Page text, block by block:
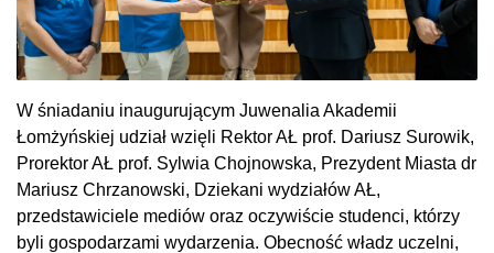
W śniadaniu inaugurującym Juwenalia Akademii
Łomżyńskiej udział wzięli Rektor AŁ prof. Dariusz Surowik,
Prorektor AŁ prof. Sylwia Chojnowska, Prezydent Miasta dr
Mariusz Chrzanowski, Dziekani wydziałów AŁ,
przedstawiciele mediów oraz oczywiście studenci, którzy
byli gospodarzami wydarzenia. Obecność władz uczelni,